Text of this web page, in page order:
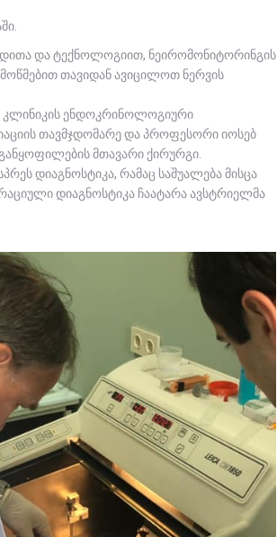
და ტექნოლოგიით, ნეირომონიტორინგის
თავიდან ავიცილოთ ნერვის
კლინიკის ენდოკრინოლოგიური
თავმჯდომარე და პროფესორი იოსებ
მთავარი ქირურგი.
დიაგნოსტიკა, რამაც საშუალება მისცა
დიაგნოსტიკა ჩაატარა ავსტრიელმა